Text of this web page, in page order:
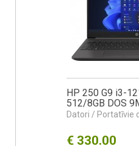
HP 250 G9 i3-
512/8GB DOS
Datori / Portatīvie
€ 330.00